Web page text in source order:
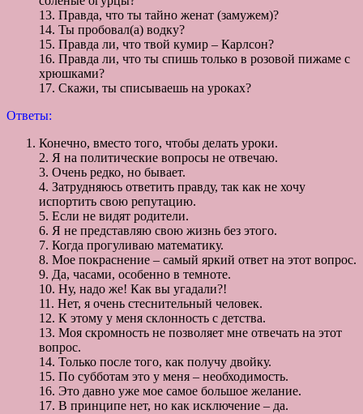
13. Правда, что ты тайно женат (замужем)?
14. Ты пробовал(а) водку?
15. Правда ли, что твой кумир – Карлсон?
16. Правда ли, что ты спишь только в розовой пижаме с
хрюшками?
17. Скажи, ты списываешь на уроках?
Ответы:
Конечно, вместо того, чтобы делать уроки.
2. Я на политические вопросы не отвечаю.
3. Очень редко, но бывает.
4. Затрудняюсь ответить правду, так как не хочу
испортить свою репутацию.
5. Если не видят родители.
6. Я не представляю свою жизнь без этого.
7. Когда прогуливаю математику.
8. Мое покраснение – самый яркий ответ на этот вопрос.
9. Да, часами, особенно в темноте.
10. Ну, надо же! Как вы угадали?!
11. Нет, я очень стеснительный человек.
12. К этому у меня склонность с детства.
13. Моя скромность не позволяет мне отвечать на этот
вопрос.
14. Только после того, как получу двойку.
15. По субботам это у меня – необходимость.
16. Это давно уже мое самое большое желание.
17. В принципе нет, но как исключение – да.